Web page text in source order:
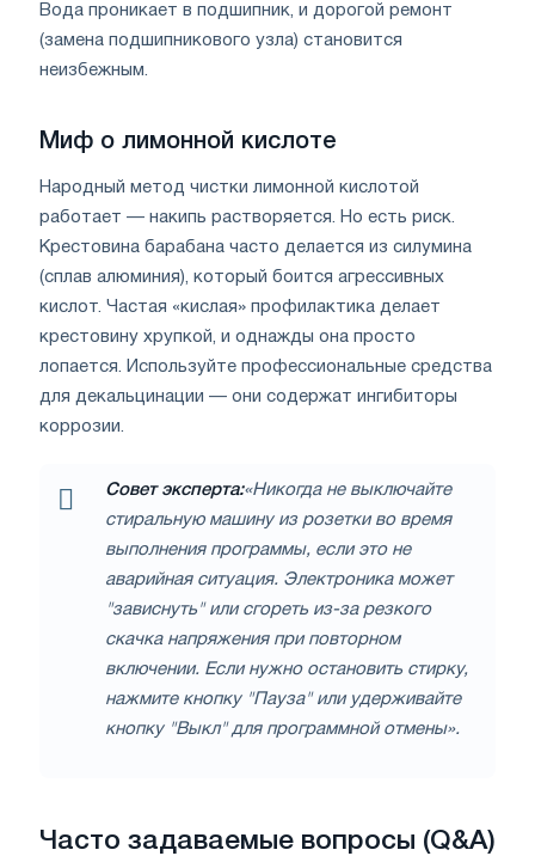
Вода проникает в подшипник, и дорогой ремонт
(замена подшипникового узла) становится
неизбежным.
Миф о лимонной кислоте
Народный метод чистки лимонной кислотой
работает — накипь растворяется. Но есть риск.
Крестовина барабана часто делается из силумина
(сплав алюминия), который боится агрессивных
кислот. Частая «кислая» профилактика делает
крестовину хрупкой, и однажды она просто
лопается. Используйте профессиональные средства
для декальцинации — они содержат ингибиторы
коррозии.
Совет эксперта:«Никогда не выключайте
стиральную машину из розетки во время
выполнения программы, если это не
аварийная ситуация. Электроника может
"зависнуть" или сгореть из-за резкого
скачка напряжения при повторном
включении. Если нужно остановить стирку,
нажмите кнопку "Пауза" или удерживайте
кнопку "Выкл" для программной отмены».
Часто задаваемые вопросы (Q&A)